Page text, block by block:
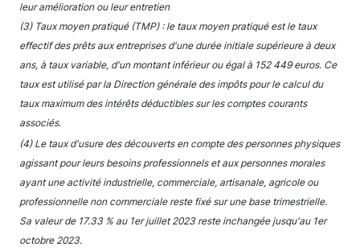
leur amélioration ou leur entretien
(3) Taux moyen pratiqué (TMP) : le taux moyen pratiqué est le taux
effectif des prêts aux entreprises d'une durée initiale supérieure à deux
ans, à taux variable, d'un montant inférieur ou égal à 152 449 euros. Ce
taux est utilisé par la Direction générale des impôts pour le calcul du
taux maximum des intérêts déductibles sur les comptes courants
associés.
(4) Le taux d'usure des découverts en compte des personnes physiques
agissant pour leurs besoins professionnels et aux personnes morales
ayant une activité industrielle, commerciale, artisanale, agricole ou
professionnelle non commerciale reste fixé sur une base trimestrielle.
Sa valeur de 17.33 % au 1er juillet 2023 reste inchangée jusqu'au 1er
octobre 2023.